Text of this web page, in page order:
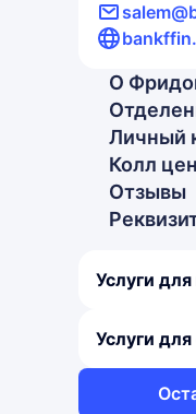
О
Личный
Колл
Отзывы
Услуги
Услуги